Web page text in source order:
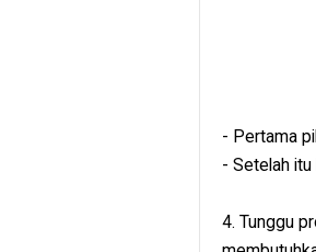
- Pertama
- Setelah
4. Tunggu